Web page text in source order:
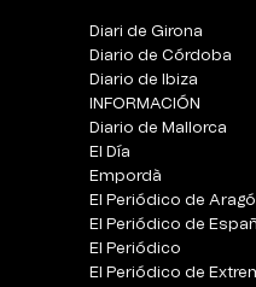
Diari de Girona
Diario de Córdoba
Diario de Ibiza
INFORMACIÓN
Diario de Mallorca
El Día
Empordà
El Periódico de
El Periódico de
El Periódico
El Periódico de